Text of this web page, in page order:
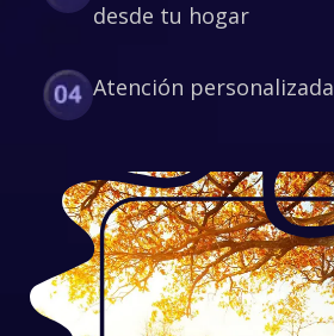
desde tu hogar
Atención personalizada